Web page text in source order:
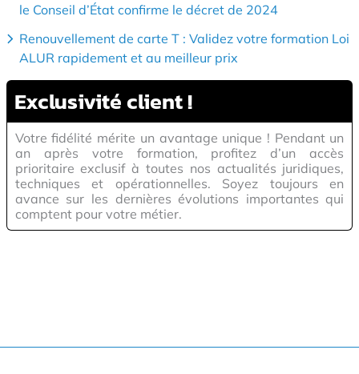
le Conseil d’État confirme le décret de 2024
Renouvellement de carte T : Validez votre formation Loi
ALUR rapidement et au meilleur prix
Exclusivitéclient !
Votre fidélité mérite un avantage unique ! Pendant un
an après votre formation, profitez d’un accès
prioritaire exclusif à toutes nos actualités juridiques,
techniques et opérationnelles. Soyez toujours en
avance sur les dernières évolutions importantes qui
comptent pour votre métier.